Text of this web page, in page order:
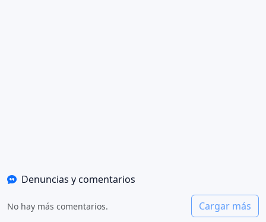
Denuncias y comentarios
No hay más comentarios. Cargar más